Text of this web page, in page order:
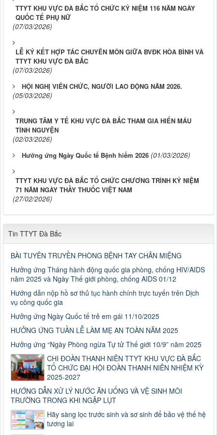
TTYT KHU VỰC ĐÀ BẮC TỔ CHỨC KỶ NIỆM 116 NĂM NGÀY
QUỐC TẾ PHỤ NỮ
(07/03/2026)
LỄ KÝ KẾT HỢP TÁC CHUYÊN MÔN GIỮA BVĐK HÒA BÌNH VÀ
TTYT KHU VỰC ĐÀ BẮC
(07/03/2026)
HỘI NGHỊ VIÊN CHỨC, NGƯỜI LAO ĐỘNG NĂM 2026.
(05/03/2026)
TRUNG TÂM Y TẾ KHU VỰC ĐÀ BẮC THAM GIA HIẾN MÁU
TÌNH NGUYỆN
(02/03/2026)
Hưởng ứng Ngày Quốc tế Bệnh hiếm 2026 (01/03/2026)
TTYT KHU VỰC ĐÀ BẮC TỔ CHỨC CHƯƠNG TRÌNH KỶ NIỆM
71 NĂM NGÀY THẦY THUỐC VIỆT NAM
(27/02/2026)
Tin TTYT Đà Bắc
BÀI TUYÊN TRUYỀN PHÒNG BỆNH TAY CHÂN MIỆNG
Hưởng ứng Tháng hành động quốc gia phòng, chống HIV/AIDS
năm 2025 và Ngày Thế giới phòng, chống AIDS 01/12
Hướng dẫn nộp hồ sơ thủ tục hành chính trực tuyến trên Dịch
vụ công quốc gia
Hưởng ứng Ngày Quốc tế trẻ em gái 11/10/2025
HƯỞNG ỨNG TUẦN LỄ LÀM MẸ AN TOÀN NĂM 2025
Hưởng ứng “Ngày Phòng ngừa Tự tử Thế giới 10/9” năm 2025
CHI ĐOÀN THANH NIÊN TTYT KHU VỰC ĐÀ BẮC
TỔ CHỨC ĐẠI HỘI ĐOÀN THANH NIÊN NHIỆM KỲ
2025-2027
HƯỚNG DẪN XỬ LÝ NƯỚC ĂN UỐNG VÀ VỆ SINH MÔI
TRƯỜNG TRONG KHI NGẬP LỤT
Hãy sàng lọc trước sinh và sơ sinh để bảo vệ thế hệ
tương lai
Số: 187/CV-TTYT
Đẩy nhanh tiến độ thực hiện Hồ sơ bệnh án điện tử
Thời gian đăng: 11/10/2019